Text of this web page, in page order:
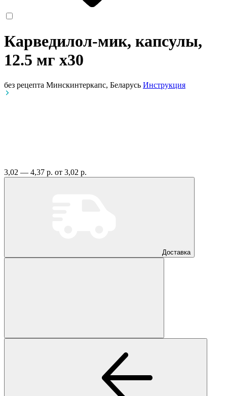
Карведилол-мик, капсулы,
12.5 мг x30
без рецепта Минскинтеркапс, Беларусь Инструкция
3,02 — 4,37 р. от 3,02 р.
Доставка